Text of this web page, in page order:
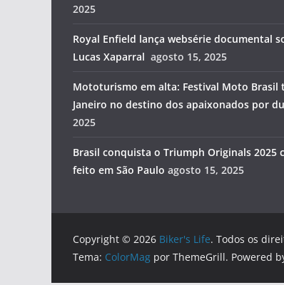
2025
Royal Enfield lança websérie documental
Lucas Xaparral agosto 15, 2025
Mototurismo em alta: Festival Moto Brasil
Janeiro no destino dos apaixonados por
2025
Brasil conquista o Triumph Originals 2025
feito em São Paulo agosto 15, 2025
Copyright © 2026 Biker's Life. Todos os
Tema: ColorMag por ThemeGrill. Powered